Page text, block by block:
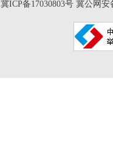
冀ICP备17030803号 冀公网安